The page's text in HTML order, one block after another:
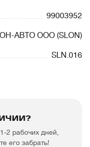
99003952
АВТО ООО (SLON)
SLN.016
2 рабочих дней,
его забрать!